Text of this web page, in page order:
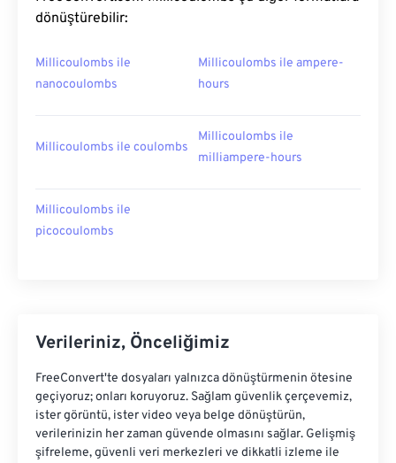
dönüştürebilir:
Millicoulombs ile
nanocoulombs
Millicoulombs ile ampere-
hours
Millicoulombs ile coulombs
Millicoulombs ile
milliampere-hours
Millicoulombs ile
picocoulombs
Verileriniz, Önceliğimiz
FreeConvert'te dosyaları yalnızca dönüştürmenin ötesine
geçiyoruz; onları koruyoruz. Sağlam güvenlik çerçevemiz,
ister görüntü, ister video veya belge dönüştürün,
verilerinizin her zaman güvende olmasını sağlar. Gelişmiş
şifreleme, güvenli veri merkezleri ve dikkatli izleme ile